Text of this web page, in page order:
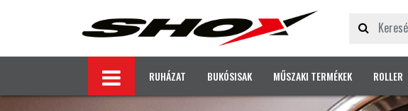
RUHÁZAT BUKÓSISAK MŰSZAKI TERMÉKEK ROLLER